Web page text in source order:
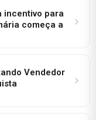
incentivo para
começa a
Vendedor